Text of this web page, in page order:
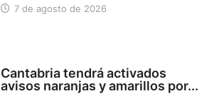
7 de agosto de 2026
Cantabria tendrá activados
avisos naranjas y amarillos por...